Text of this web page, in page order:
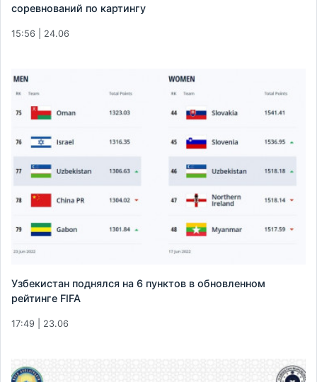
соревнований по картингу
15:56 | 24.06
Узбекистан поднялся на 6 пунктов в обновленном
рейтинге FIFA
17:49 | 23.06